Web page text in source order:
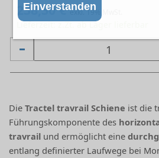
Einverstanden
238,30 €exkl. 19% MwSt.
Lieferzeit: z.Zt. ab Lager lieferbar
DieTractel travrail Schiene ist die
Führungskomponente des
travrail und ermöglicht eine
entlang definierter Laufwege bei